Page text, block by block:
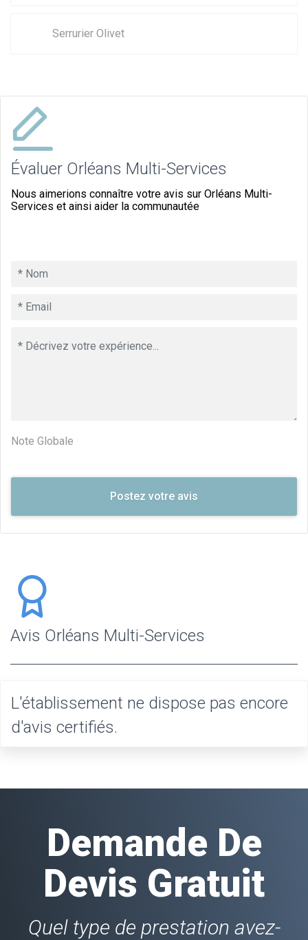
Serrurier Olivet
Évaluer Orléans Multi-Services
Nous aimerions connaître votre avis sur Orléans Multi-
Services et ainsi aider la communautée
Note Globale
Avis Orléans Multi-Services
L'établissement ne dispose pas encore
d'avis certifiés.
Demande De
Devis Gratuit
Quel type de prestation avez-